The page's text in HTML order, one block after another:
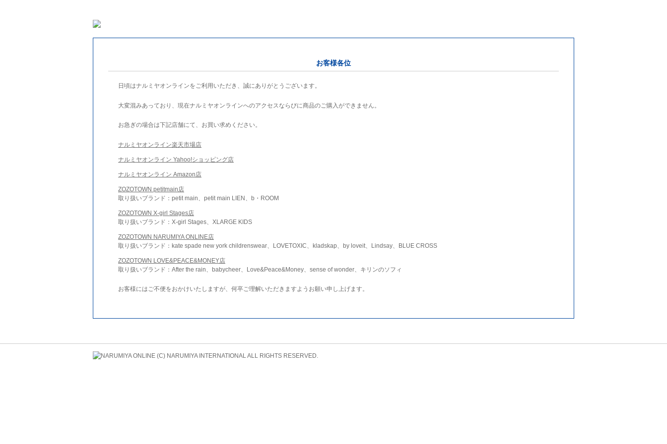
お客様各位
日頃はナルミヤオンラインをご利用いただき、誠にありがとうございます。
大変混みあっており、現在ナルミヤオンラインへのアクセスならびに商品のご購入ができません。
お急ぎの場合は下記店舗にて、お買い求めください。
ナルミヤオンライン楽天市場店
ナルミヤオンライン Yahoo!ショッピング店
ナルミヤオンライン Amazon店
ZOZOTOWN petitmain店
取り扱いブランド：petit main、petit main LIEN、b・ROOM
ZOZOTOWN X-girl Stages店
取り扱いブランド：X-girl Stages、XLARGE KIDS
ZOZOTOWN NARUMIYA ONLINE店
取り扱いブランド：kate spade new york childrenswear、LOVETOXIC、kladskap、by loveit、Lindsay、BLUE CROSS
ZOZOTOWN LOVE&PEACE&MONEY店
取り扱いブランド：After the rain、babycheer、Love&Peace&Money、sense of wonder、キリンのソフィ
お客様にはご不便をおかけいたしますが、何卒ご理解いただきますようお願い申し上げます。